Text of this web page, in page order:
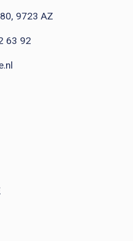
9723 AZ
63 92